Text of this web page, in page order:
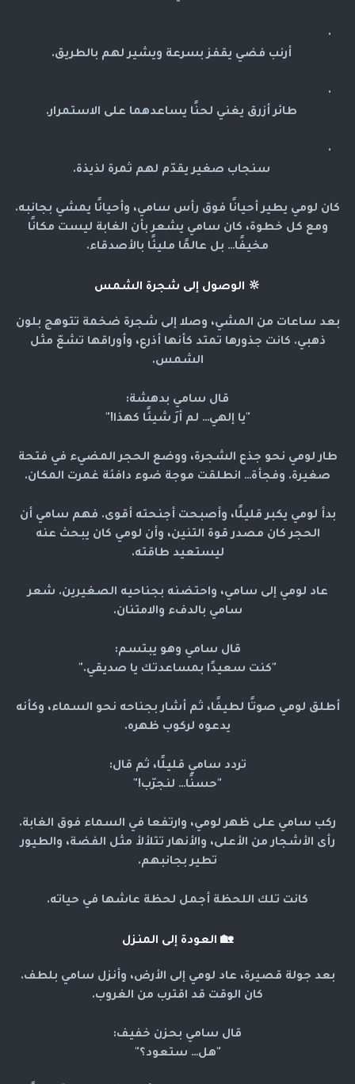
أرنب فضي يقفز بسرعة ويشير لهم بالطريق.
طائر أزرق يغني لحنًا يساعدهما على الاستمرار.
سنجاب صغير يقدّم لهم ثمرة لذيذة.
كان لومي يطير أحيانًا فوق رأس سامي، وأحيانًا يمشي بجانبه.
ومع كل خطوة، كان سامي يشعر بأن الغابة ليست مكانًا
مخيفًا… بل عالمًا مليئًا بالأصدقاء.
🔆 الوصول إلى شجرة الشمس
بعد ساعات من المشي، وصلا إلى شجرة ضخمة تتوهج بلون
ذهبي. كانت جذورها تمتد كأنها أذرع، وأوراقها تشعّ مثل
الشمس.
قال سامي بدهشة:
"يا إلهي… لم أرَ شيئًا كهذا!"
طار لومي نحو جذع الشجرة، ووضع الحجر المضيء في فتحة
صغيرة. وفجأة… انطلقت موجة ضوء دافئة غمرت المكان.
بدأ لومي يكبر قليلًا، وأصبحت أجنحته أقوى. فهم سامي أن
الحجر كان مصدر قوة التنين، وأن لومي كان يبحث عنه
ليستعيد طاقته.
عاد لومي إلى سامي، واحتضنه بجناحيه الصغيرين. شعر
سامي بالدفء والامتنان.
قال سامي وهو يبتسم:
"كنت سعيدًا بمساعدتك يا صديقي."
أطلق لومي صوتًا لطيفًا، ثم أشار بجناحه نحو السماء، وكأنه
يدعوه لركوب ظهره.
تردد سامي قليلًا، ثم قال:
"حسنًا… لنجرّب!"
ركب سامي على ظهر لومي، وارتفعا في السماء فوق الغابة.
رأى الأشجار من الأعلى، والأنهار تتلألأ مثل الفضة، والطيور
تطير بجانبهم.
كانت تلك اللحظة أجمل لحظة عاشها في حياته.
🏡 العودة إلى المنزل
بعد جولة قصيرة، عاد لومي إلى الأرض، وأنزل سامي بلطف.
كان الوقت قد اقترب من الغروب.
قال سامي بحزن خفيف:
"هل… ستعود؟"